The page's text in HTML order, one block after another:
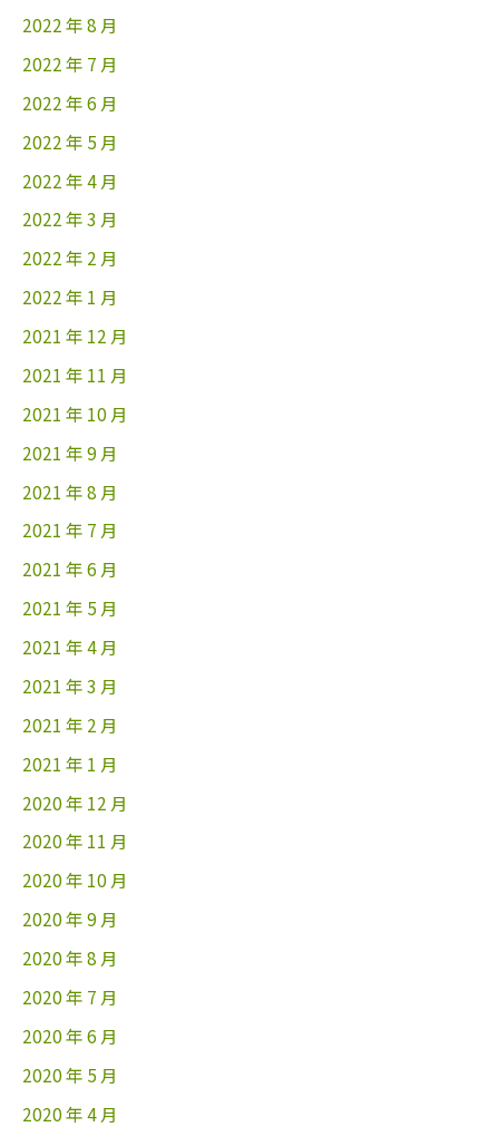
2022 年 8 月
2022 年 7 月
2022 年 6 月
2022 年 5 月
2022 年 4 月
2022 年 3 月
2022 年 2 月
2022 年 1 月
2021 年 12 月
2021 年 11 月
2021 年 10 月
2021 年 9 月
2021 年 8 月
2021 年 7 月
2021 年 6 月
2021 年 5 月
2021 年 4 月
2021 年 3 月
2021 年 2 月
2021 年 1 月
2020 年 12 月
2020 年 11 月
2020 年 10 月
2020 年 9 月
2020 年 8 月
2020 年 7 月
2020 年 6 月
2020 年 5 月
2020 年 4 月